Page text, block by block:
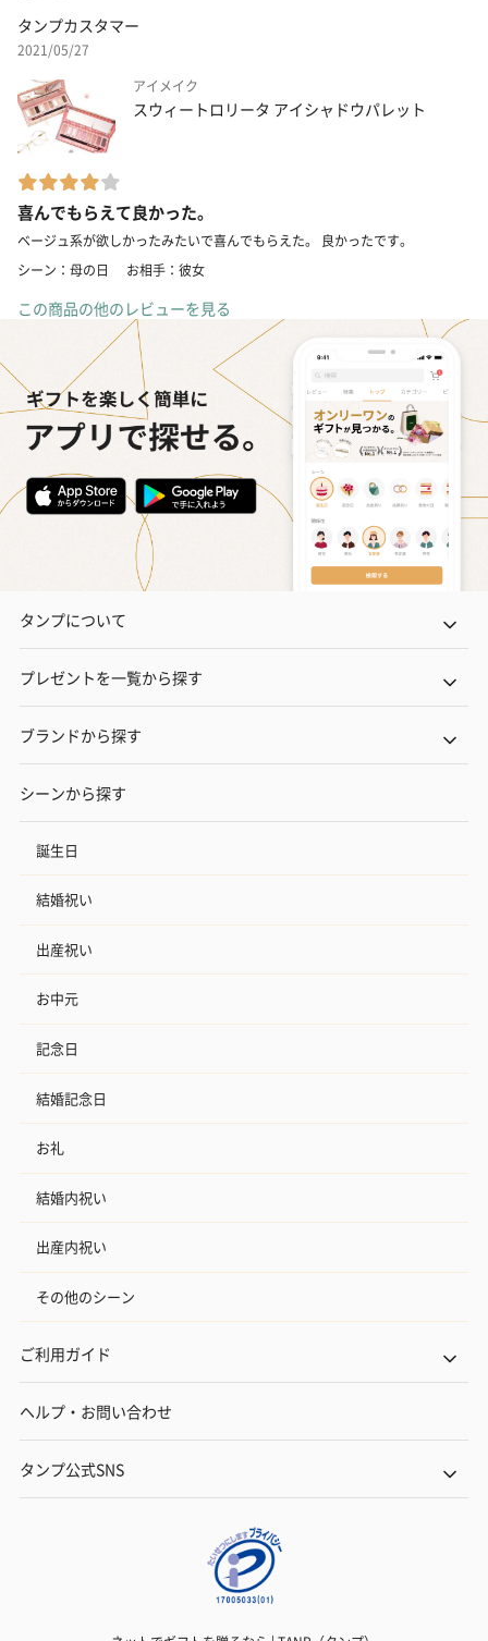
タンプカスタマー
2021/05/27
アイメイク
スウィートロリータ アイシャドウパレット
喜んでもらえて良かった。
ベージュ系が欲しかったみたいで喜んでもらえた。 良かったです。
シーン：母の日
お相手：彼女
この商品の他のレビューを見る
タンプについて
プレゼントを一覧から探す
ブランドから探す
シーンから探す
誕生日
結婚祝い
出産祝い
お中元
記念日
結婚記念日
お礼
結婚内祝い
出産内祝い
その他のシーン
ご利用ガイド
ヘルプ・お問い合わせ
タンプ公式SNS